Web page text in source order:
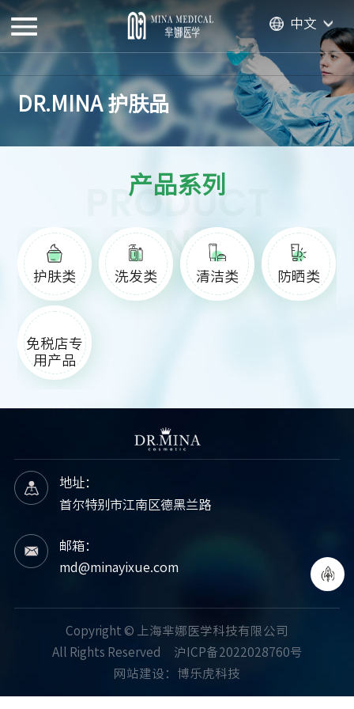
中文
DR.MINA 护肤品
PRODUCT
RANGE
产品系列
护肤类 洗发类 清洁类 防晒类
免税店专
用产品
地址：
首尔特别市江南区德黑兰路
邮箱：
md@minayixue.com
Copyright © 上海芈娜医学科技有限公司
All Rights Reserved 沪ICP备2022028760号
网站建设 ： 博乐虎科技